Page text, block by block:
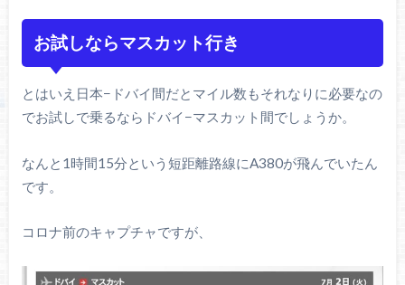
お試しならマスカット行き
とはいえ日本−ドバイ間だとマイル数もそれなりに必要なの
でお試しで乗るならドバイ−マスカット間でしょうか。
なんと1時間15分という短距離路線にA380が飛んでいたん
です。
コロナ前のキャプチャですが、